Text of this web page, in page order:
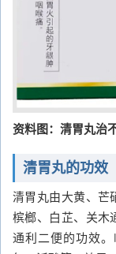
资料图：清胃丸治
清胃丸的功效
清胃丸由大黄、芒
槟榔、白芷、关木
通利二便的功效